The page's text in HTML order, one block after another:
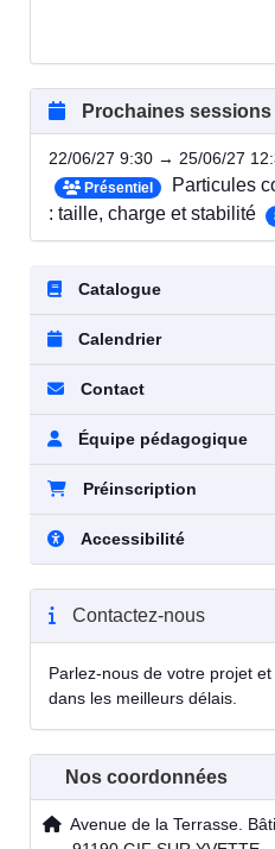
Prochaines sessions
22/06/27 9:30 → 25/06/27
Présentiel
Particules
: taille, charge et stabilité
Catalogue
Calendrier
Contact
Équipe pédagogique
Préinscription
Accessibilité
Contactez-nous
Parlez-nous de votre projet
dans les meilleurs délais.
Nos coordonnées
Avenue de la Terrasse.